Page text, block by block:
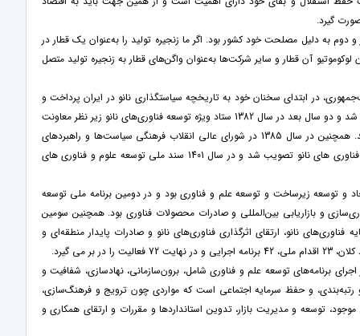
گیرد.
به دلیل مصلحت خود کشور بود. اگر ما زنجیره تولید را به‌عنوان یک قطار در
آن قطار و سایر شرکت‌ها به‌عنوان واگن‌های قطار به زنجیره تولید متصل
در ابتدای سخنان خود به تاریخچه سیاستگذاری نانو در ایران پرداخت و
گفت: بحث سیاست‌گذاری در حوزه فناوری‌های نانو در سال 1380 از طرف دفتر معاونت ریاست جمهوری شروع شد و دو سال بعد در سال 1382 ستاد ویژه توسعه فناوری‌های نانو زیر نظر معاونت
اول ریاست جمهوری تشکیل شد و در همان سال سند راهبردی 10 ساله آینده در هیئت وزیران تصویب شد. همچنین در سال 1385 در شورای عالی انقلاب فرهنگی سیاست‌ها و راهبردهای
ارتقای فناوری های نانو تصویب شد و در سال 1396 سند راهبردی 10 ساله دوم با عنوان سند گسترش کاربرد فناوری های نانو تصویب شد و در سال 1401 سند ملی توسعه علوم و فناوری های
و توسعه زیرساخت و توسعه علم و فناوری بود و در دومین برنامه ملی توسعه
و بازاریابی بین‌المللی و صادرات محصولات فناوری بود. همچنین سومین
نانو، ارتقای اثرگذاری فناوری‌های نانو و صادرات پایدار منطقه‌ای و
برنامه‌های توسعه علم و فناوری شامل، برون‌سازمانی، نهادسازی، شفافیت و
و رتبه‌بندی، و حفظ سرمایه اجتماعی است که مواردی چون ترویج و فرهنگ‌سازی،
توسعه و مدیریت بازار، تدوین استانداردها و مقررات و ارتقای همکاری و